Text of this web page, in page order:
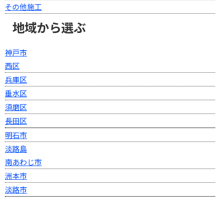
その他施工
地域から選ぶ
神戸市
西区
兵庫区
垂水区
須磨区
長田区
明石市
淡路島
南あわじ市
洲本市
淡路市